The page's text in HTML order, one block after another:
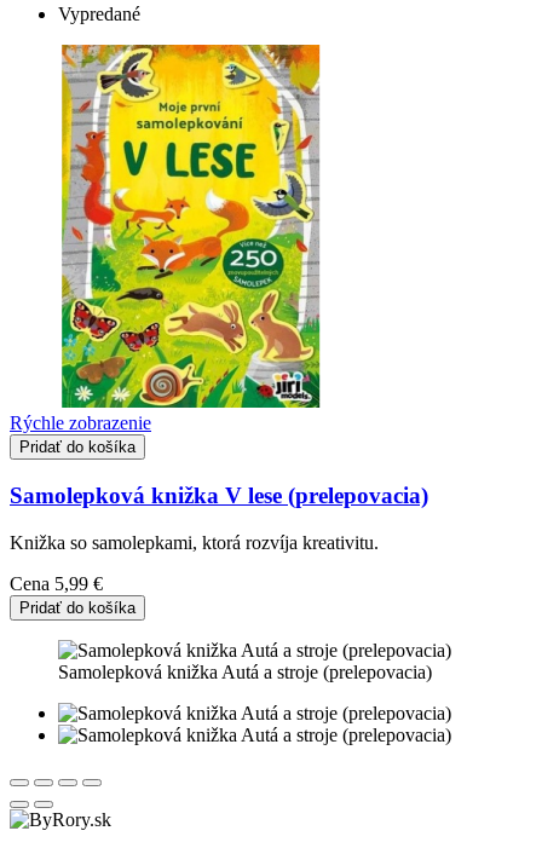
Vypredané
Rýchle zobrazenie
Pridať do košíka
Samolepková knižka V lese (prelepovacia)
Knižka so samolepkami, ktorá rozvíja kreativitu.
Cena 5,99 €
Pridať do košíka
Samolepková knižka Autá a stroje (prelepovacia)